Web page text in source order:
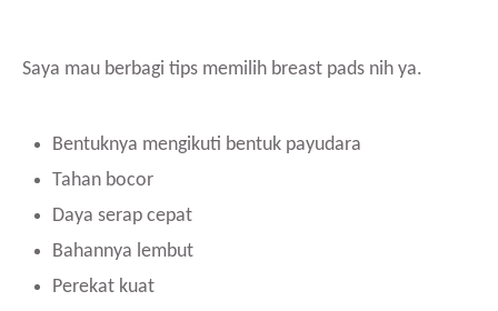
Saya mau berbagi tips memilih breast pads nih ya.
Bentuknya mengikuti bentuk payudara
Tahan bocor
Daya serap cepat
Bahannya lembut
Perekat kuat